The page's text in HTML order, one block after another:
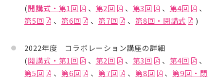
(開講式・第1回 、 第2回 、 第3回 、 第4回
、
第5回
、第6回 、第7回 、第8回・閉講式 )
2022年度 コラボレーション講座の詳細
(開講式・第1回 、 第2回 、 第3回 、 第4回
、
第5回
、第6回 、第7回 、第8回 、第9回・閉